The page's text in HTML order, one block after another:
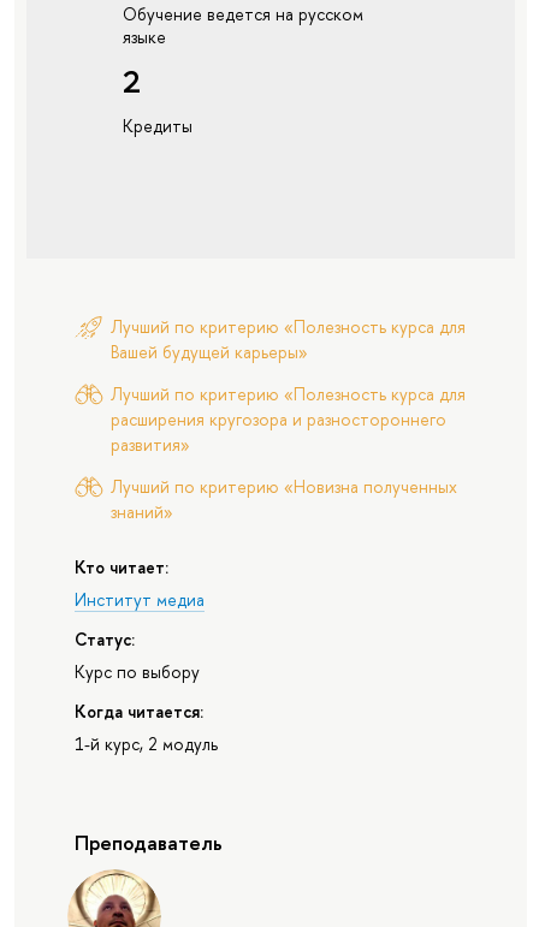
Обучение ведется на русском
языке
2
Кредиты
Лучший по критерию «Полезность курса для
Вашей будущей карьеры»
Лучший по критерию «Полезность курса для
расширения кругозора и разностороннего
развития»
Лучший по критерию «Новизна полученных
знаний»
Кто читает:
Институт медиа
Статус:
Курс по выбору
Когда читается:
1-й курс, 2 модуль
Преподаватель